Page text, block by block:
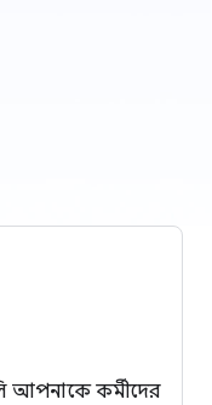
আপনাকে কর্মীদের